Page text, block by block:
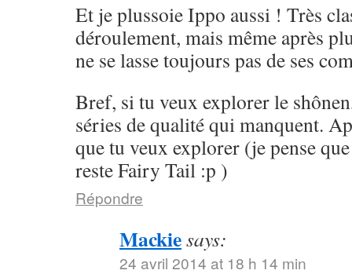
Et je plussoie Ippo aussi ! Très
déroulement, mais même après
ne se lasse toujours pas de ses
Bref, si tu veux explorer le
séries de qualité qui manquent.
que tu veux explorer (je pense
reste Fairy Tail :p )
Répondre
Mackiesays:
24 avril 2014 at 18 h 14 min